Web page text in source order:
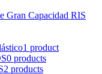
Gran Capacidad RIS
1 product
0 products
2 products